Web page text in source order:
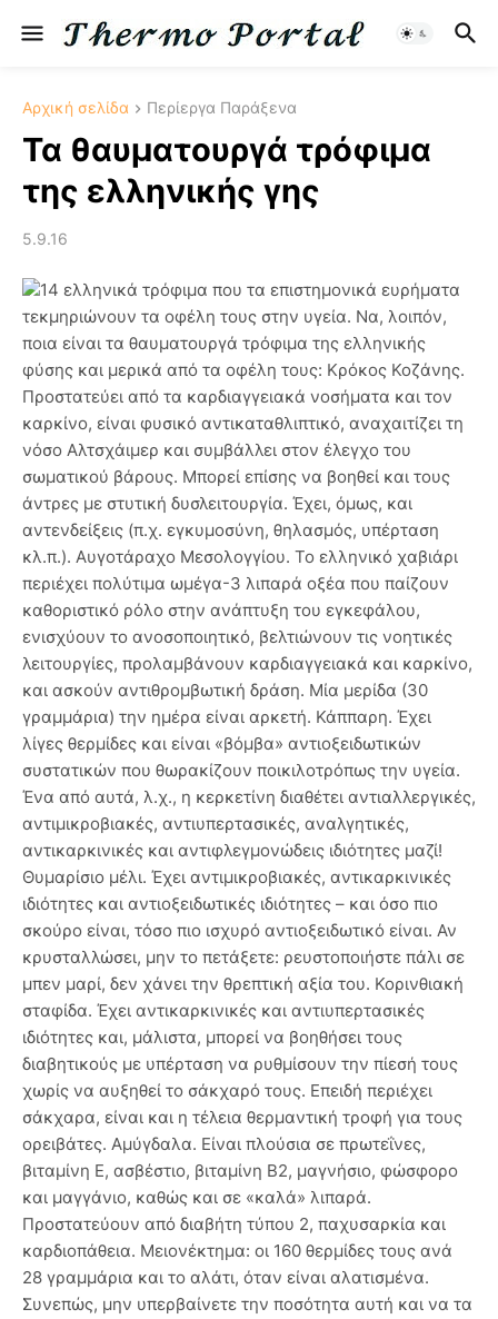
Αρχική σελίδα Περίεργα Παράξενα
Τα θαυματουργά τρόφιμα
της ελληνικής γης
5.9.16
14 ελληνικά τρόφιμα που τα επιστημονικά ευρήματα
τεκμηριώνουν τα οφέλη τους στην υγεία. Να, λοιπόν,
ποια είναι τα θαυματουργά τρόφιμα της ελληνικής
φύσης και μερικά από τα οφέλη τους: Κρόκος Κοζάνης.
Προστατεύει από τα καρδιαγγειακά νοσήματα και τον
καρκίνο, είναι φυσικό αντικαταθλιπτικό, αναχαιτίζει τη
νόσο Αλτσχάιμερ και συμβάλλει στον έλεγχο του
σωματικού βάρους. Μπορεί επίσης να βοηθεί και τους
άντρες με στυτική δυσλειτουργία. Έχει, όμως, και
αντενδείξεις (π.χ. εγκυμοσύνη, θηλασμός, υπέρταση
κλ.π.). Αυγοτάραχο Μεσολογγίου. Το ελληνικό χαβιάρι
περιέχει πολύτιμα ωμέγα-3 λιπαρά οξέα που παίζουν
καθοριστικό ρόλο στην ανάπτυξη του εγκεφάλου,
ενισχύουν το ανοσοποιητικό, βελτιώνουν τις νοητικές
λειτουργίες, προλαμβάνουν καρδιαγγειακά και καρκίνο,
και ασκούν αντιθρομβωτική δράση. Μία μερίδα (30
γραμμάρια) την ημέρα είναι αρκετή. Κάππαρη. Έχει
λίγες θερμίδες και είναι «βόμβα» αντιοξειδωτικών
συστατικών που θωρακίζουν ποικιλοτρόπως την υγεία.
Ένα από αυτά, λ.χ., η κερκετίνη διαθέτει αντιαλλεργικές,
αντιμικροβιακές, αντιυπερτασικές, αναλγητικές,
αντικαρκινικές και αντιφλεγμονώδεις ιδιότητες μαζί!
Θυμαρίσιο μέλι. Έχει αντιμικροβιακές, αντικαρκινικές
ιδιότητες και αντιοξειδωτικές ιδιότητες – και όσο πιο
σκούρο είναι, τόσο πιο ισχυρό αντιοξειδωτικό είναι. Αν
κρυσταλλώσει, μην το πετάξετε: ρευστοποιήστε πάλι σε
μπεν μαρί, δεν χάνει την θρεπτική αξία του. Κορινθιακή
σταφίδα. Έχει αντικαρκινικές και αντιυπερτασικές
ιδιότητες και, μάλιστα, μπορεί να βοηθήσει τους
διαβητικούς με υπέρταση να ρυθμίσουν την πίεσή τους
χωρίς να αυξηθεί το σάκχαρό τους. Επειδή περιέχει
σάκχαρα, είναι και η τέλεια θερμαντική τροφή για τους
ορειβάτες. Αμύγδαλα. Είναι πλούσια σε πρωτεΐνες,
βιταμίνη Ε, ασβέστιο, βιταμίνη Β2, μαγνήσιο, φώσφορο
και μαγγάνιο, καθώς και σε «καλά» λιπαρά.
Προστατεύουν από διαβήτη τύπου 2, παχυσαρκία και
καρδιοπάθεια. Μειονέκτημα: οι 160 θερμίδες τους ανά
28 γραμμάρια και το αλάτι, όταν είναι αλατισμένα.
Συνεπώς, μην υπερβαίνετε την ποσότητα αυτή και να τα